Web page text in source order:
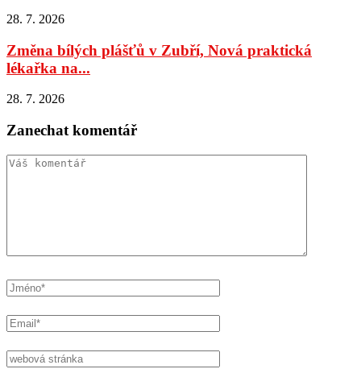
28. 7. 2026
Změna bílých plášťů v Zubří, Nová praktická
lékařka na...
28. 7. 2026
Zanechat komentář